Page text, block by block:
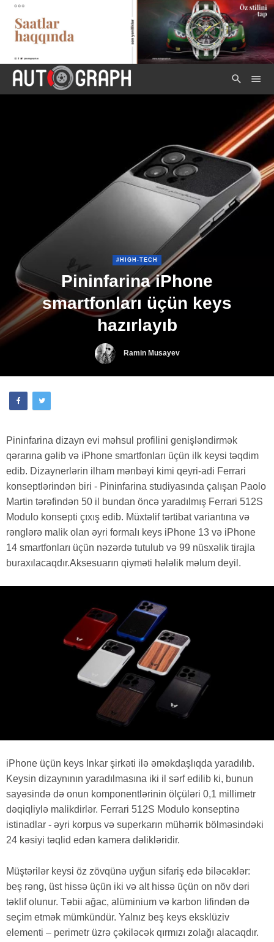
#HIGH-TECH
Pininfarina iPhone
smartfonları üçün keys
hazırlayıb
Ramin Musayev
Pininfarina dizayn evi məhsul profilini genişləndirmək
qərarına gəlib və iPhone smartfonları üçün ilk keysi təqdim
edib. Dizaynerlərin ilham mənbəyi kimi qeyri-adi Ferrari
konseptlərindən biri - Pininfarina studiyasında çalışan Paolo
Martin tərəfindən 50 il bundan öncə yaradılmış Ferrari 512S
Modulo konsepti çıxış edib. Müxtəlif tərtibat variantına və
rənglərə malik olan əyri formalı keys iPhone 13 və iPhone
14 smartfonları üçün nəzərdə tutulub və 99 nüsxəlik tirajla
buraxılacaqdır.Aksesuarın qiyməti hələlik məlum deyil.
iPhone üçün keys Inkar şirkəti ilə əməkdaşlıqda yaradılıb.
Keysin dizaynının yaradılmasına iki il sərf edilib ki, bunun
sayəsində də onun komponentlərinin ölçüləri 0,1 millimetr
dəqiqliylə malikdirlər. Ferrari 512S Modulo konseptinə
istinadlar - əyri korpus və superkarın mühərrik bölməsindəki
24 kəsiyi təqlid edən kamera dəlikləridir.
Müştərilər keysi öz zövqünə uyğun sifariş edə biləcəklər:
beş rəng, üst hissə üçün iki və alt hissə üçün on növ dəri
təklif olunur. Təbii ağac, alüminium və karbon lifindən də
seçim etmək mümkündür. Yalnız beş keys eksklüziv
elementi – perimetr üzrə çəkiləcək qırmızı zolağı alacaqdır.